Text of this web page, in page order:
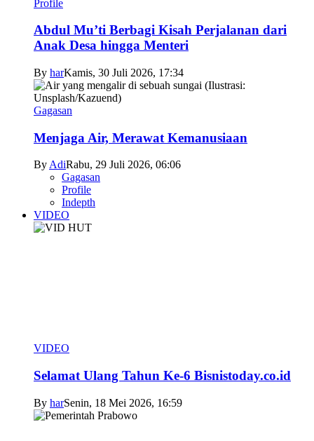
Profile
Abdul Mu’ti Berbagi Kisah Perjalanan dari
Anak Desa hingga Menteri
By harKamis, 30 Juli 2026, 17:34
Gagasan
Menjaga Air, Merawat Kemanusiaan
ByAdiRabu, 29 Juli 2026, 06:06
Gagasan
Profile
Indepth
VIDEO
VIDEO
Selamat Ulang Tahun Ke-6 Bisnistoday.co.id
By harSenin, 18 Mei 2026, 16:59